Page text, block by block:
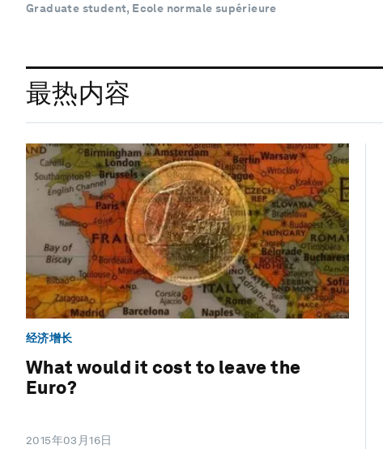
Graduate student, Ecole normale supérieure
最热内容
经济增长
What would it cost to leave the
Euro?
2015年03月16日